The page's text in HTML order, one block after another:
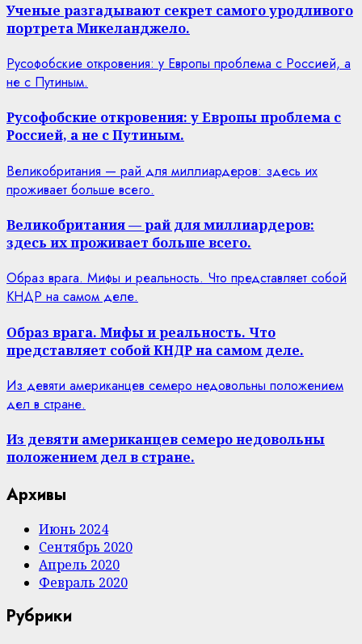
Ученые разгадывают секрет самого уродливого
портрета Микеланджело.
Русофобские откровения: у Европы проблема с Россией, а
не с Путиным.
Русофобские откровения: у Европы проблема с
Россией, а не с Путиным.
Великобритания — рай для миллиардеров: здесь их
проживает больше всего.
Великобритания — рай для миллиардеров:
здесь их проживает больше всего.
Образ врага. Мифы и реальность. Что представляет собой
КНДР на самом деле.
Образ врага. Мифы и реальность. Что
представляет собой КНДР на самом деле.
Из девяти американцев семеро недовольны положением
дел в стране.
Из девяти американцев семеро недовольны
положением дел в стране.
Архивы
Июнь 2024
Сентябрь 2020
Апрель 2020
Февраль 2020
Рубрики